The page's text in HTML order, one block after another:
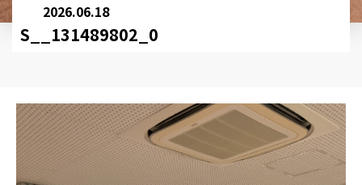
2026.06.18
S__131489802_0